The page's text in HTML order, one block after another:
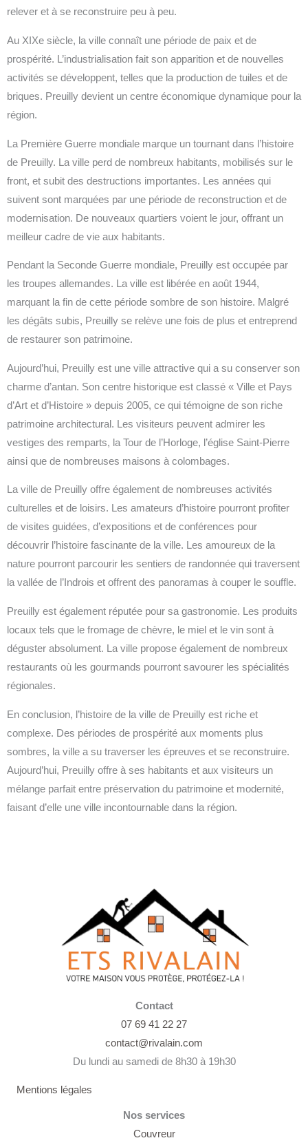
relever et à se reconstruire peu à peu.
Au XIXe siècle, la ville connaît une période de paix et de
prospérité. L’industrialisation fait son apparition et de nouvelles
activités se développent, telles que la production de tuiles et de
briques. Preuilly devient un centre économique dynamique pour la
région.
La Première Guerre mondiale marque un tournant dans l’histoire
de Preuilly. La ville perd de nombreux habitants, mobilisés sur le
front, et subit des destructions importantes. Les années qui
suivent sont marquées par une période de reconstruction et de
modernisation. De nouveaux quartiers voient le jour, offrant un
meilleur cadre de vie aux habitants.
Pendant la Seconde Guerre mondiale, Preuilly est occupée par
les troupes allemandes. La ville est libérée en août 1944,
marquant la fin de cette période sombre de son histoire. Malgré
les dégâts subis, Preuilly se relève une fois de plus et entreprend
de restaurer son patrimoine.
Aujourd’hui, Preuilly est une ville attractive qui a su conserver son
charme d’antan. Son centre historique est classé « Ville et Pays
d’Art et d’Histoire » depuis 2005, ce qui témoigne de son riche
patrimoine architectural. Les visiteurs peuvent admirer les
vestiges des remparts, la Tour de l’Horloge, l’église Saint-Pierre
ainsi que de nombreuses maisons à colombages.
La ville de Preuilly offre également de nombreuses activités
culturelles et de loisirs. Les amateurs d’histoire pourront profiter
de visites guidées, d’expositions et de conférences pour
découvrir l’histoire fascinante de la ville. Les amoureux de la
nature pourront parcourir les sentiers de randonnée qui traversent
la vallée de l’Indrois et offrent des panoramas à couper le souffle.
Preuilly est également réputée pour sa gastronomie. Les produits
locaux tels que le fromage de chèvre, le miel et le vin sont à
déguster absolument. La ville propose également de nombreux
restaurants où les gourmands pourront savourer les spécialités
régionales.
En conclusion, l’histoire de la ville de Preuilly est riche et
complexe. Des périodes de prospérité aux moments plus
sombres, la ville a su traverser les épreuves et se reconstruire.
Aujourd’hui, Preuilly offre à ses habitants et aux visiteurs un
mélange parfait entre préservation du patrimoine et modernité,
faisant d’elle une ville incontournable dans la région.
Contact
07 69 41 22 27
contact@rivalain.com
Du lundi au samedi de 8h30 à 19h30
Mentions légales
Nos services
Couvreur